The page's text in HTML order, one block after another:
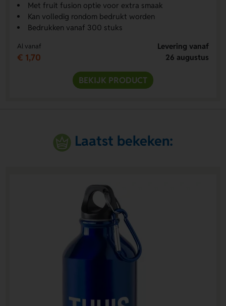
Met fruit fusion optie voor extra smaak
Kan volledig rondom bedrukt worden
Bedrukken vanaf 300 stuks
Al vanaf
€ 1,70
Levering vanaf
26 augustus
BEKIJK PRODUCT
Laatst bekeken: